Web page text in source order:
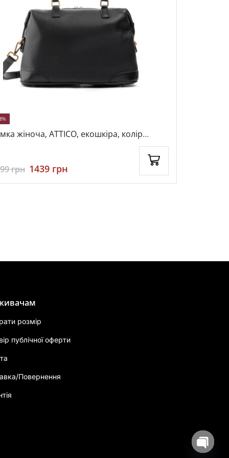
жіноча, ATTICO, екошкіра, колір
грн 1439 грн
розмір
публічної оферти
Повернення